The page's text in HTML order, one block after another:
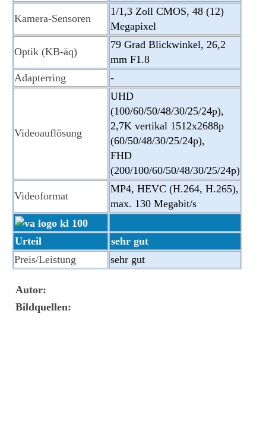
Kamera-Sensoren
1/1,3 Zoll CMOS, 48 (12)
Megapixel
Optik (KB-äq)
79 Grad Blickwinkel, 26,2
mm F1.8
Adapterring
-
Videoauflösung
UHD
(100/60/50/48/30/25/24p),
2,7K vertikal 1512x2688p
(60/50/48/30/25/24p),
FHD
(200/100/60/50/48/30/25/24p)
Videoformat
MP4, HEVC (H.264, H.265),
max. 130 Megabit/s
Urteil
sehr gut
Preis/Leistung
sehr gut
Autor:
Bildquellen: